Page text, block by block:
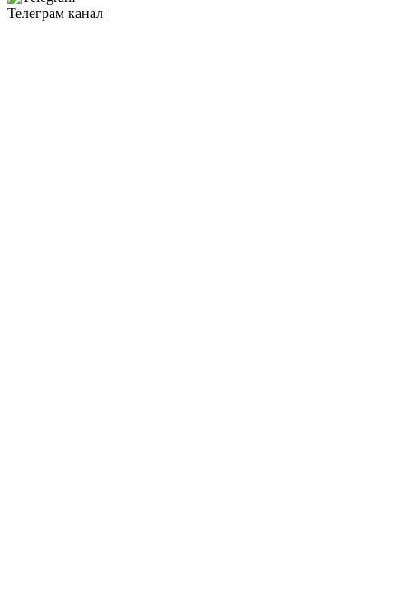
Телеграм канал